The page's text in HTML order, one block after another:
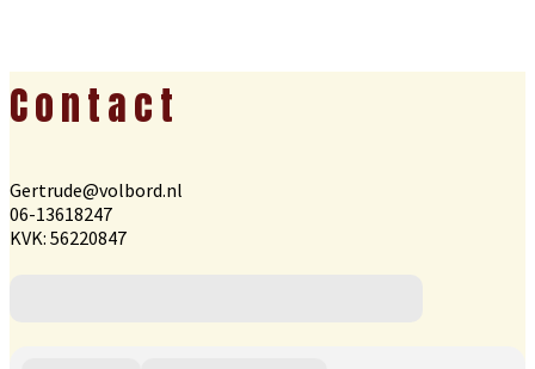
Footer
Contact
Gertrude@volbord.nl
06-13618247
KVK: 56220847